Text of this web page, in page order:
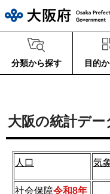
分類から探す 目的
大阪の統計デー
人口 気
社会保障令和8年